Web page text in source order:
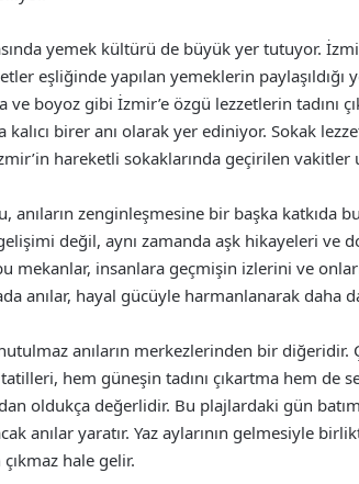
yemek kültürü de büyük yer tutuyor.
eşliğinde yapılan yemeklerin
boyoz gibi İzmir’e özgü lezzetlerin tadını
kalıcı birer anı olarak yer ediniyor. Sokak
hareketli sokaklarında geçirilen vakitler
anıların zenginleşmesine bir başka katkıda
değil, aynı zamanda aşk hikayeleri ve
mekanlar, insanlara geçmişin izlerini ve
anılar, hayal gücüyle harmanlanarak daha
anıların merkezlerinden bir diğeridir.
hem güneşin tadını çıkartma hem
oldukça değerlidir. Bu plajlardaki gün
anılar yaratır. Yaz aylarının gelmesiyle
çıkmaz hale gelir.